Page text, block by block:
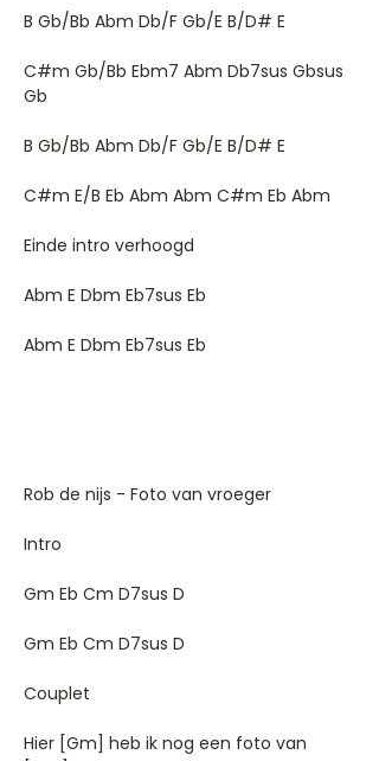
B Gb/Bb Abm Db/F Gb/E B/D# E
C#m Gb/Bb Ebm7 Abm Db7sus Gbsus
Gb
B Gb/Bb Abm Db/F Gb/E B/D# E
C#m E/B Eb Abm Abm C#m Eb Abm
Einde intro verhoogd
Abm E Dbm Eb7sus Eb
Abm E Dbm Eb7sus Eb
Rob de nijs - Foto van vroeger
Intro
Gm Eb Cm D7sus D
Gm Eb Cm D7sus D
Couplet
Hier [Gm] heb ik nog een foto van